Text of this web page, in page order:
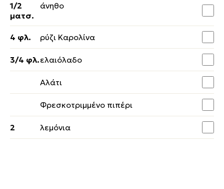
1/2
ματσ.
άνηθο
4 φλ. ρύζι Καρολίνα
3/4 φλ.ελαιόλαδο
Αλάτι
Φρεσκοτριμμένο πιπέρι
2 λεμόνια